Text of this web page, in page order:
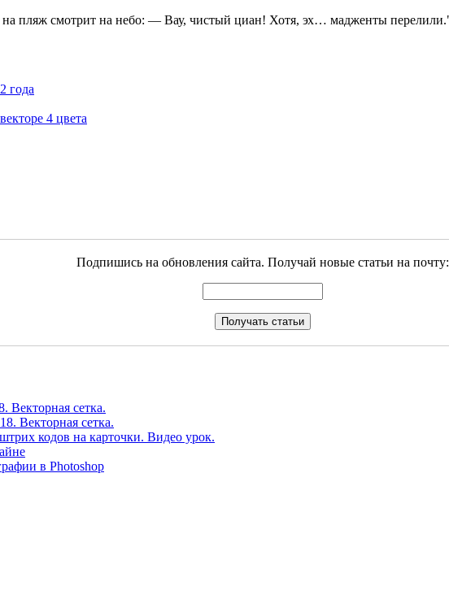
пляж смотрит на небо: — Вау, чистый циан! Хотя, эх… мадженты перелили.
года
4 цвета
Подпишись на обновления сайта. Получай новые статьи на почту:
Векторная сетка.
Векторная сетка.
кодов на карточки. Видео урок.
в Photoshop